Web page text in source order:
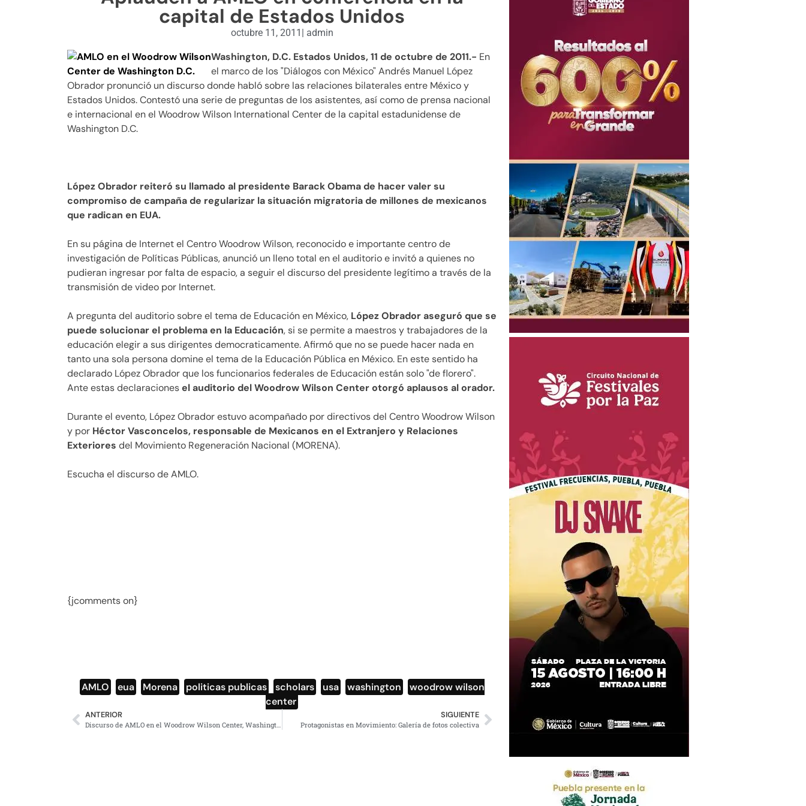
capital de Estados Unidos
octubre 11, 2011 admin
Washington, D.C. Estados Unidos, 11 de octubre de 2011.- En
el marco de los "Diálogos con México" Andrés Manuel López
Obrador pronunció un discurso donde habló sobre las relaciones bilaterales entre México y
Estados Unidos. Contestó una serie de preguntas de los asistentes, así como de prensa nacional
e internacional en el Woodrow Wilson International Center de la capital estadunidense de
Washington D.C.
López Obrador reiteró su llamado al presidente Barack Obama de hacer valer su
compromiso de campaña de regularizar la situación migratoria de millones de mexicanos
que radican en EUA.
En su página de Internet el Centro Woodrow Wilson, reconocido e importante centro de
investigación de Políticas Públicas, anunció un lleno total en el auditorio e invitó a quienes no
pudieran ingresar por falta de espacio, a seguir el discurso del presidente legítimo a través de la
transmisión de video por Internet.
A pregunta del auditorio sobre el tema de Educación en México, López Obradoraseguró que se
puede solucionar el problema en la Educación, si se permite a maestros y trabajadores de la
educación elegir a sus dirigentes democraticamente.Afirmó que no se puede hacer nada en
tanto una sola persona domine el tema de la Educación Pública en México. En este sentido ha
declarado López Obrador que los funcionarios federales de Educación están solo "de florero".
Ante estas declaracionesel auditorio del Woodrow Wilson Center otorgó aplausos al orador.
Durante el evento, López Obrador estuvo acompañado por directivos del Centro Woodrow Wilson
y por Héctor Vasconcelos, responsable de Mexicanos en el Extranjero y Relaciones
Exteriores del Movimiento Regeneración Nacional (MORENA).
Escucha el discurso de AMLO.
{jcomments on}
AMLO eua Morena politicas publicas scholars usa washington
woodrow wilson
center
ANTERIOR
Discurso de AMLO en el Woodrow Wilson Center, Washington D.C.
SIGUIENTE
Protagonistas en Movimiento: Galería de fotos colectiva